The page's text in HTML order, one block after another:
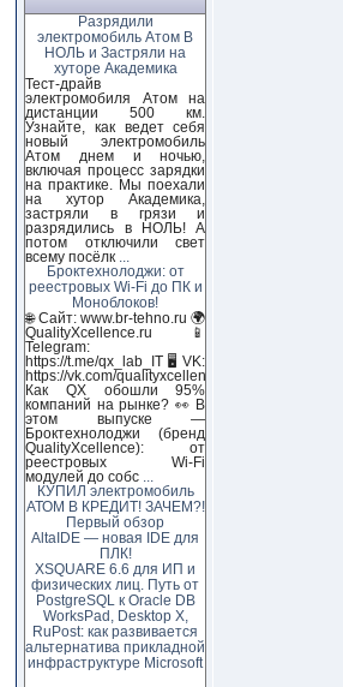
Разрядили
электромобиль Атом В
НОЛЬ и Застряли на
хуторе Академика
Тест-драйв
электромобиля Атом на
дистанции 500 км.
Узнайте, как ведет себя
новый электромобиль
Атом днем и ночью,
включая процесс зарядки
на практике. Мы поехали
на хутор Академика,
застряли в грязи и
разрядились в НОЛЬ! А
потом отключили свет
всему посёлк
Броктехнолоджи: от
реестровых Wi-Fi до ПК и
Моноблоков!
🌐 Сайт: www.br-tehno.ru 🌍
QualityXcellence.ru 📱
Telegram:
https://t.me/qx_lab_IT 🖥 VK:
https://vk.com/qualityxcellenc
Как QX обошли 95%
компаний на рынке? 👀 В
этом выпуске —
Броктехнолоджи (бренд
QualityXcellence): от
реестровых Wi-Fi
модулей до собс
КУПИЛ электромобиль
АТОМ В КРЕДИТ! ЗАЧЕМ?!
Первый обзор
AltaIDE — новая IDE для
ПЛК!
XSQUARE 6.6 для ИП и
физических лиц. Путь от
PostgreSQL к Oracle DB
WorksPad, Desktop X,
RuPost: как развивается
альтернатива прикладной
инфраструктуре Microsoft